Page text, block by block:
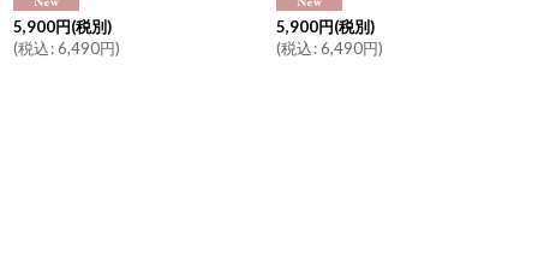
5,900円(税別)
(税込:6,490円)
5,900円(税別)
(税込:6,490円)